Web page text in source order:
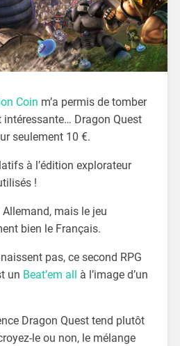
Coin m’a permis de tomber
Dragon Quest
seulement 10 €.
à l’édition explorateur
!
mais le jeu
bien le Français.
pas, ce second RPG
un Beat’em all à l’image d’un
Dragon Quest tend plutôt
le ou non, le mélange